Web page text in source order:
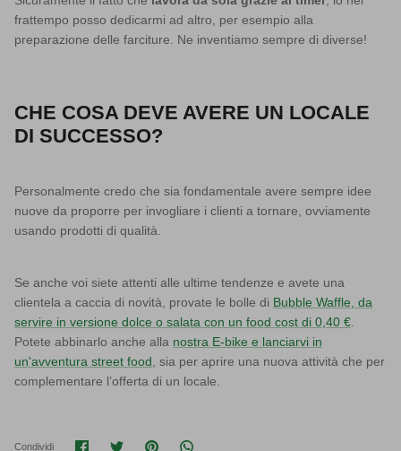
frattempo posso dedicarmi ad altro, per esempio alla
preparazione delle farciture. Ne inventiamo sempre di diverse!
CHE COSA DEVE AVERE UN LOCALE
DI SUCCESSO?
Personalmente credo che sia fondamentale avere sempre idee
nuove da proporre per invogliare i clienti a tornare, ovviamente
usando prodotti di qualità.
Se anche voi siete attenti alle ultime tendenze e avete una
clientela a caccia di novità, provate le bolle di Bubble Waffle, da
servire in versione dolce o salata con un food cost di 0,40 €.
Potete abbinarlo anche alla nostra E-bike e lanciarvi in
un'avventura street food, sia per aprire una nuova attività che per
complementare l’offerta di un locale.
Condividi Condividi su Facebook
Condividi su Twitter
Condividi su Pinterest
Translation missing: